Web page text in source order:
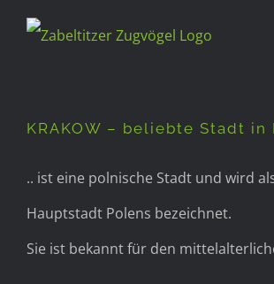
Zum
KRAKOW – beliebte Stadt in
.. ist eine polnische Stadt und wird
Hauptstadt Polens bezeichnet.
Sie ist bekannt für den